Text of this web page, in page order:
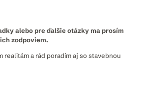
alebo pre ďalšie otázky ma prosím
zodpoviem.
realitám a rád poradím aj so stavebnou